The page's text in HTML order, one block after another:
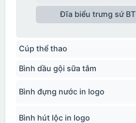
Hộp xi ly sứ
Đĩa biểu trưng sứ BT
Cúp thể thao
Bình dầu gội sữa tắm
Bình đựng nước in logo
Bình hút lộc in logo